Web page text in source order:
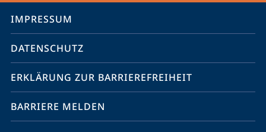
Service-
Navigation
IMPRESSUM
DATENSCHUTZ
ERKLÄRUNG ZUR BARRIEREFREIHEIT
BARRIERE MELDEN